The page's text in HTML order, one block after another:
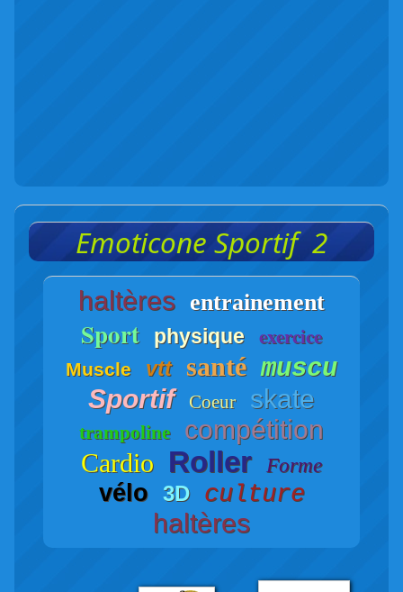
Emoticone Sportif 2
haltères entrainement
Sport physique exercice
Muscle vtt santé muscu
Sportif
Coeur skate
trampoline
compétition
Cardio Roller Forme
vélo 3D culture
haltères